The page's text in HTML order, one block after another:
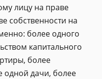
лицу на праве
собственности на
более одного
капитального
более
одной дачи, более